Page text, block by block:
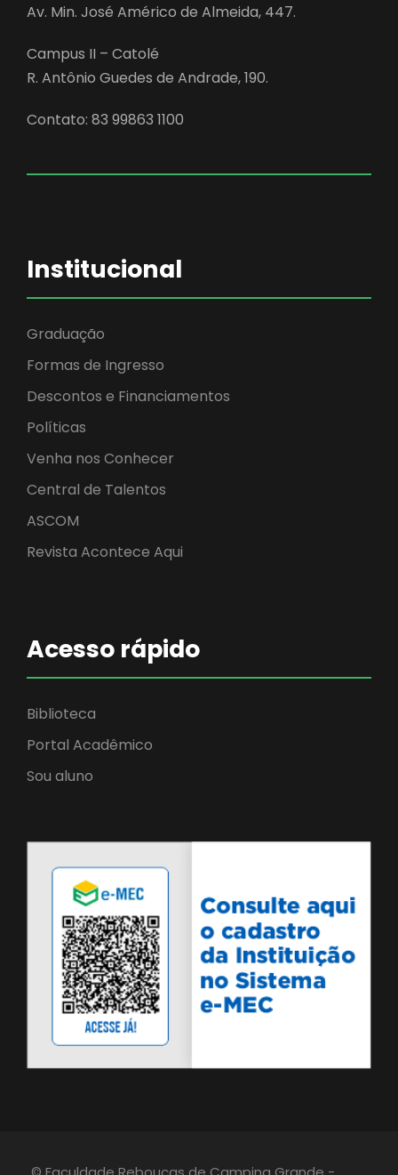
Av. Min. José Américo de Almeida, 447.
Campus II – Catolé
R. Antônio Guedes de Andrade, 190.
Contato: 83 99863 1100
Institucional
Graduação
Formas de Ingresso
Descontos e Financiamentos
Políticas
Venha nos Conhecer
Central de Talentos
ASCOM
Revista Acontece Aqui
Acesso rápido
Biblioteca
Portal Acadêmico
Sou aluno